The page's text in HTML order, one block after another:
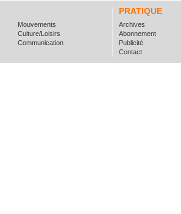
PRATIQUE
Mouvements
Culture/Loisirs
Communication
Archives
Abonnement
Publicité
Contact